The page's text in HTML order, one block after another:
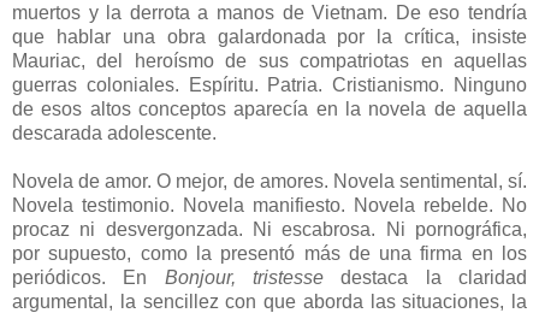
muertos y la derrota a manos de Vietnam. De eso tendría
que hablar una obra galardonada por la crítica, insiste
Mauriac, del heroísmo de sus compatriotas en aquellas
guerras coloniales. Espíritu. Patria. Cristianismo. Ninguno
de esos altos conceptos aparecía en la novela de aquella
descarada adolescente.
Novela de amor. O mejor, de amores. Novela sentimental, sí.
Novela testimonio. Novela manifiesto. Novela rebelde. No
procaz ni desvergonzada. Ni escabrosa. Ni pornográfica,
por supuesto, como la presentó más de una firma en los
periódicos. En Bonjour, tristesse destaca la claridad
argumental, la sencillez con que aborda las situaciones, la